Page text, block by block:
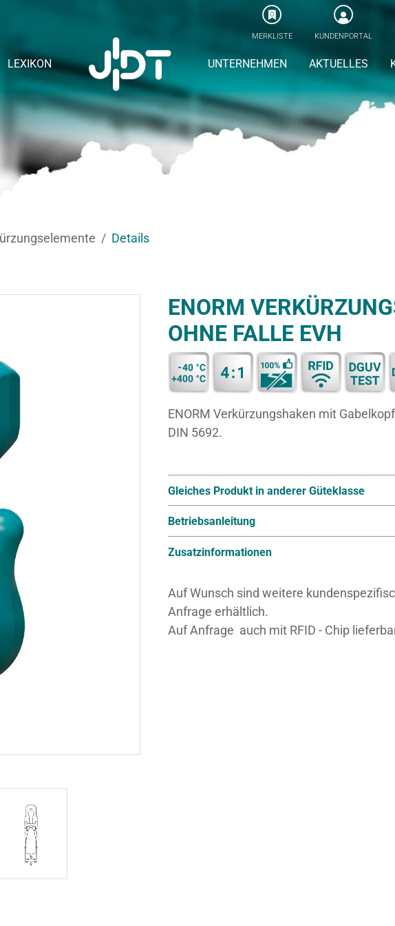
0
MERKLISTE KUNDENPORTAL
LEXIKON UNTERNEHMEN AKTUELLES
Details
ENORM
OHNE FALLE EVH
ENORM Verkürzungshaken mit
DIN 5692.
Gleiches Produkt in anderer Güteklasse
Betriebsanleitung
Zusatzinformationen
Auf Wunsch sind weitere
Anfrage erhältlich.
Auf Anfrage auch mit RFID - Chip